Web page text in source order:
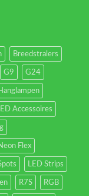
Breedstralers
G9 G24
LED Accessoires
Flex
LED Strips
R7S RGB